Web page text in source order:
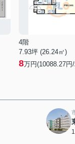
4階
7.93坪 (26.24㎡)
8万円(10088.27円